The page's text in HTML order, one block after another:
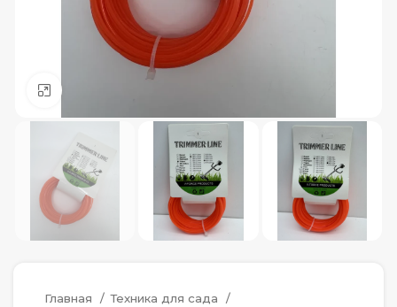
Главная
Техника для сада